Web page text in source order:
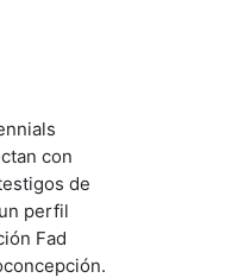
con
de
perfil
Fad